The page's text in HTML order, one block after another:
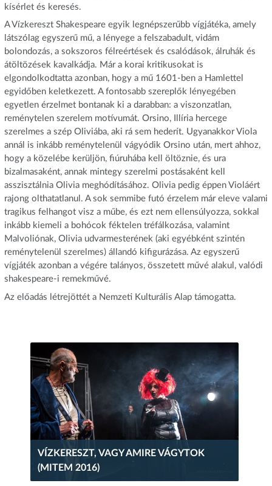
kísérlet és keresés.
A Vízkereszt Shakespeare egyik legnépszerűbb vígjátéka, amely
látszólag egyszerű mű, a lényege a felszabadult, vidám
bolondozás, a sokszoros félreértések és csalódások, álruhák és
átöltözések kavalkádja. Már a korai kritikusokat is
elgondolkodtatta azonban, hogy a mű 1601-ben a Hamlettel
egyidőben keletkezett. A fontosabb szereplők lényegében
egyetlen érzelmet bontanak ki a darabban: a viszonzatlan,
reménytelen szerelem motívumát. Orsino, Illíria hercege
szerelmes a szép Oliviába, aki rá sem hederít. Ugyanakkor Viola
annál is inkább reménytelenül vágyódik Orsino után, mert ahhoz,
hogy a közelébe kerüljön, fiúruhába kell öltöznie, és ura
bizalmasaként, annak mintegy szerelmi postásaként kell
asszisztálnia Olivia meghódításához. Olivia pedig éppen Violáért
rajong olthatatlanul. A sok semmibe futó érzelem már eleve valami
tragikus felhangot visz a műbe, és ezt nem ellensúlyozza, sokkal
inkább kiemeli a bohócok féktelen tréfálkozása, valamint
Malvoliónak, Olivia udvarmesterének (aki egyébként szintén
reménytelenül szerelmes) állandó kifigurázása. Az egyszerű
vígjáték azonban a végére talányos, összetett művé alakul, valódi
shakespeare-i remekművé.
Az előadás létrejöttét a Nemzeti Kulturális Alap támogatta.
VÍZKERESZT, VAGY AMIRE VÁGYTOK
(MITEM 2016)